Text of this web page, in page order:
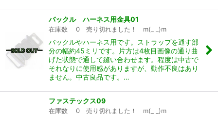
バックル ハーネス用金具01
在庫数 0 売り切れました！ m(_ _)m
バックルやハーネス用です。ストラップを通す部
分の幅約45ミリです。片方は4枚目画像の通り曲
げた状態で通して縫い合わせます。程度は中古で
それなりに使用感がありますが、動作不良はあり
ません。中古良品です。…
ファステックス09
在庫数 0 売り切れました！ m(_ _)m